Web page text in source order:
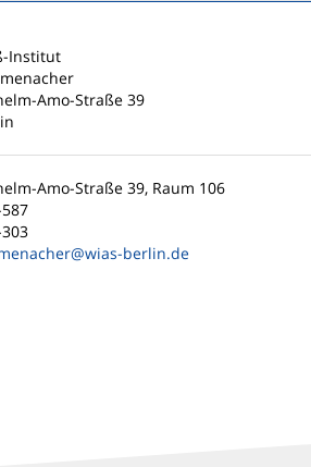
Institut
Amo-Straße 39
Amo-Straße 39, Raum 106
@wias-berlin.de